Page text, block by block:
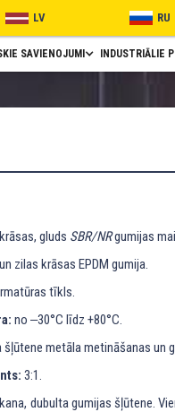
LV RU
SAVIENOJUMI INDUSTRIĀLIE
gluds SBR/NRgumijas
zilas krāsas EPDM gumija.
tīkls.
no ‒30°C līdz +80°C.
šļūtene metāla metināšanas un
3:1.
dubulta gumijas šļūtene.